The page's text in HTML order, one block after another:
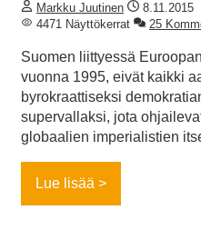
Markku Juutinen
8.11.2015
4471 Näyttökerrat
25
Suomen liittyessä
vuonna 1995, eivät kaikki
byrokraattiseksi
supervallaksi, jota
globaalien imperialistien
Lue lisää